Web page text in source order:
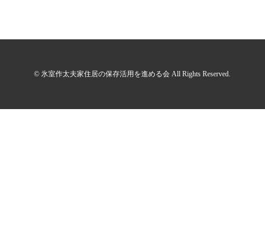
© 氷室作太夫家住居の保存活用を進める会 All Rights Reserved.